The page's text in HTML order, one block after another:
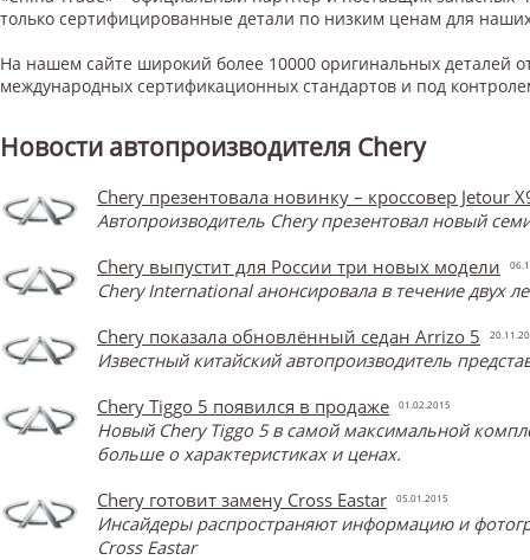
только сертифицированные детали по низким ценам для
На нашем сайте широкий более 10000 оригинальных деталей
международных сертификационных стандартов и под
Новости автопроизводителя Chery
Chery презентовала новинку – кроссовер Jetour
Автопроизводитель Chery презентовал новый
Chery выпустит для России три новых модели
Chery International анонсировала в течение двух
Chery показала обновлённый седан Arrizo 5
Известный китайский автопроизводитель
Chery Tiggo 5 появился в продаже
01.02.2015
Новый Chery Tiggo 5 в самой максимальной
больше о характеристиках и ценах.
Chery готовит замену Cross Eastar
05.01.2015
Инсайдеры распространяют информацию и
Cross Eastar